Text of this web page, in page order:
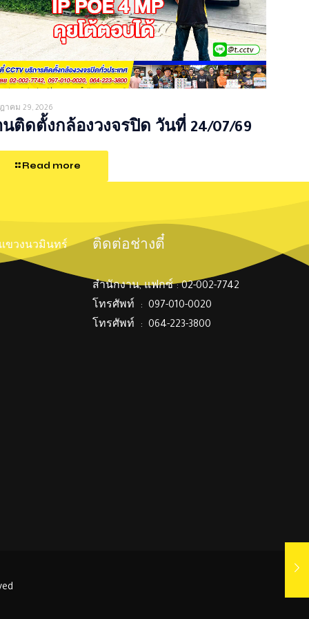
าคม 29, 2026
นติดตั้งกล้องวงจรปิด วันที่ 24/07/69
Read more
แขวงนวมินทร์ ติดต่อช่างตี๋
สำนักงาน, แฟกซ์ : 02-002-7742
โทรศัพท์ : 097-010-0020
โทรศัพท์ : 064-223-3800